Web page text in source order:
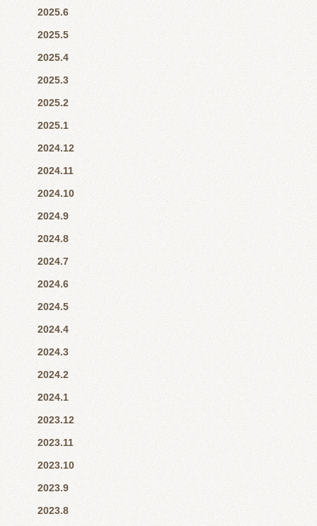
2025.6
2025.5
2025.4
2025.3
2025.2
2025.1
2024.12
2024.11
2024.10
2024.9
2024.8
2024.7
2024.6
2024.5
2024.4
2024.3
2024.2
2024.1
2023.12
2023.11
2023.10
2023.9
2023.8